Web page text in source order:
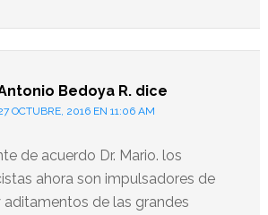
Bedoya R. dice
OCTUBRE, 2016 EN 11:06 AM
de acuerdo Dr. Mario. los
ahora son impulsadores de
aditamentos de las grandes